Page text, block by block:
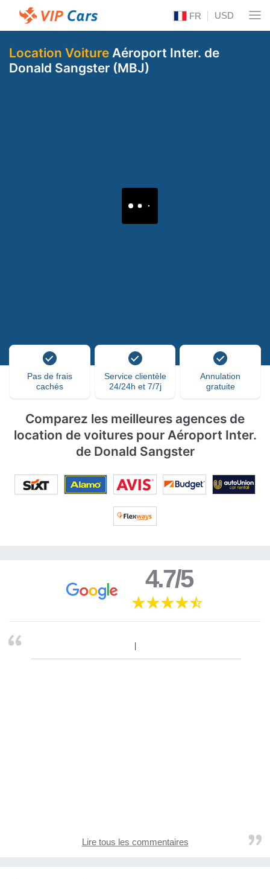
FR USD
Location Voiture Aéroport Inter. de
Donald Sangster (MBJ)
Pas de frais
cachés
Service clientèle
24/24h et 7/7j
Annulation
gratuite
Comparez les meilleures agences de
location de voitures pour Aéroport Inter.
de Donald Sangster
4.7/5
Lire tous les commentaires